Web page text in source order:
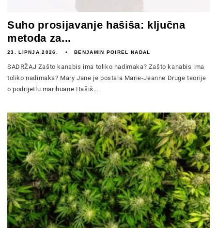
Suho prosijavanje hašiša: ključna
metoda za...
23. LIPNJA 2026. BENJAMIN POIREL NADAL
SADRŽAJ Zašto kanabis ima toliko nadimaka? Zašto kanabis ima
toliko nadimaka? Mary Jane je postala Marie-Jeanne Druge teorije
o podrijetlu marihuane Hašiš...